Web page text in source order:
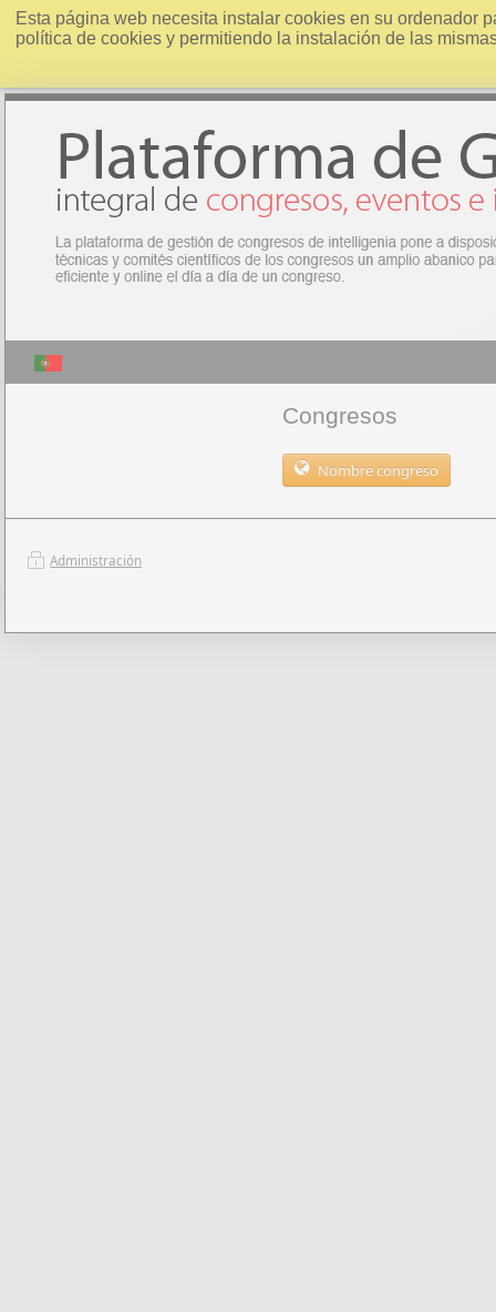
Esta página web necesita instalar cookies en su ordenador
política de cookies y permitiendo la instalación de las
Congresos
Nombre congreso
Administración